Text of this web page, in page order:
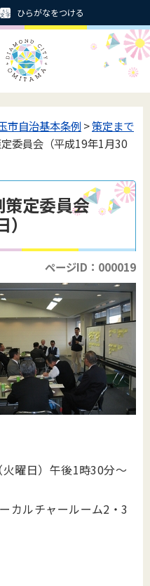
ひらがなをつける
市自治基本条例 >策定まで
委員会（平成19年1月30
定委員会
ページID：000019
曜日）午後1時30分～
カルチャールーム2・3